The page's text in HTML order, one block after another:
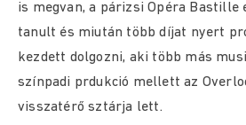
is megvan, a párizsi Opéra Bastille
tanult és miután több díjat nyert
kezdett dolgozni, aki több más
színpadi prdukció mellett az
visszatérő sztárja lett.